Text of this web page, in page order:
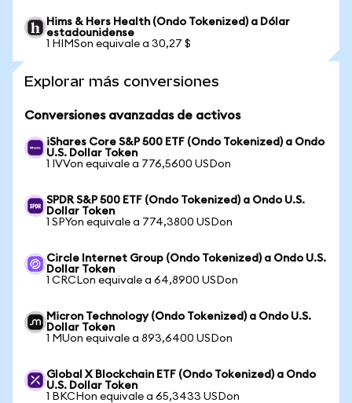
Hims & Hers Health (Ondo Tokenized) a Dólar
estadounidense
1 HIMSon equivale a 30,27 $
Explorar más conversiones
Conversiones avanzadas de activos
iShares Core S&P 500 ETF (Ondo Tokenized) a Ondo
U.S. Dollar Token
1 IVVon equivale a 776,5600 USDon
SPDR S&P 500 ETF (Ondo Tokenized) a Ondo U.S.
Dollar Token
1 SPYon equivale a 774,3800 USDon
Circle Internet Group (Ondo Tokenized) a Ondo U.S.
Dollar Token
1 CRCLon equivale a 64,8900 USDon
Micron Technology (Ondo Tokenized) a Ondo U.S.
Dollar Token
1 MUon equivale a 893,6400 USDon
Global X Blockchain ETF (Ondo Tokenized) a Ondo
U.S. Dollar Token
1 BKCHon equivale a 65,3433 USDon